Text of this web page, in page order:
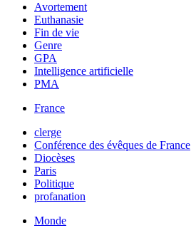
Avortement
Euthanasie
Fin de vie
Genre
GPA
Intelligence artificielle
PMA
France
clerge
Conférence des évêques de France
Diocèses
Paris
Politique
profanation
Monde